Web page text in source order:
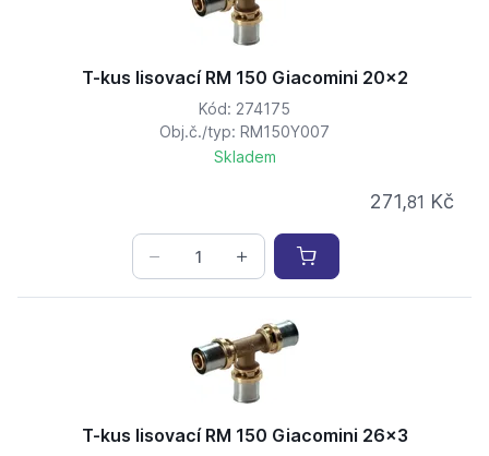
T-kus lisovací RM 150 Giacomini 20x2
Kód: 274175
Obj.č./typ: RM150Y007
Skladem
271,81 Kč
T-kus lisovací RM 150 Giacomini 26x3